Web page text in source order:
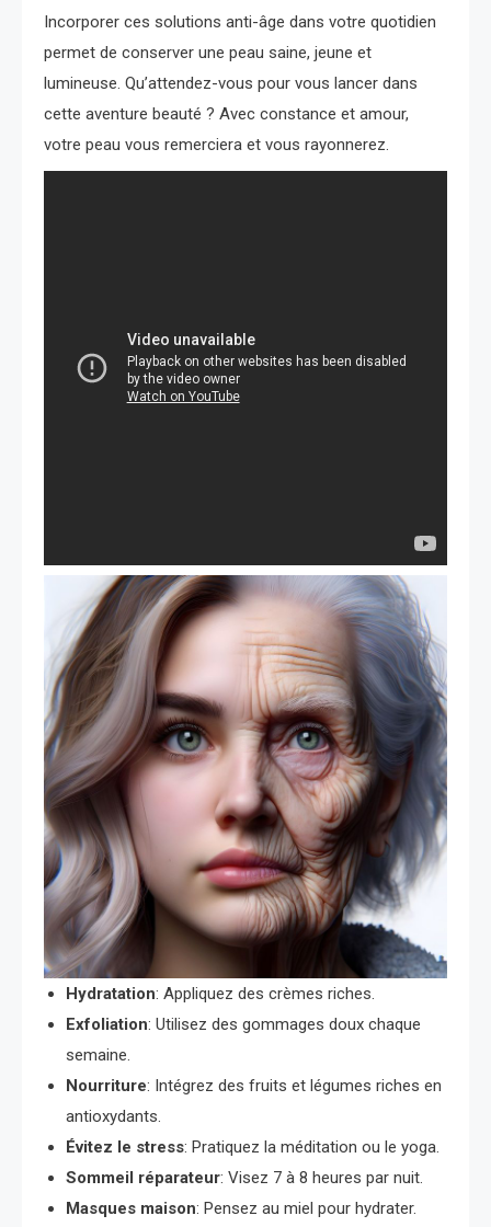
Incorporer ces solutions anti-âge dans votre quotidien
permet de conserver une peau saine, jeune et
lumineuse. Qu’attendez-vous pour vous lancer dans
cette aventure beauté ? Avec constance et amour,
votre peau vous remerciera et vous rayonnerez.
Hydratation: Appliquez des crèmes riches.
Exfoliation: Utilisez des gommages doux chaque
semaine.
Nourriture: Intégrez des fruits et légumes riches en
antioxydants.
Évitez le stress: Pratiquez la méditation ou le yoga.
Sommeil réparateur: Visez 7 à 8 heures par nuit.
Masques maison: Pensez au miel pour hydrater.